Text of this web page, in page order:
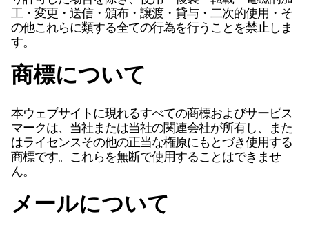
工・変更・送信・頒布・譲渡・貸与・二次的使用・そ
の他これらに類する全ての行為を行うことを禁止しま
す。
商標について
本ウェブサイトに現れるすべての商標およびサービス
マークは、当社または当社の関連会社が所有し、また
はライセンスその他の正当な権原にもとづき使用する
商標です。これらを無断で使用することはできませ
ん。
メールについて